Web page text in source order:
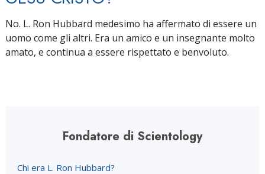
No. L. Ron Hubbard medesimo ha affermato di essere un
uomo come gli altri. Era un amico e un insegnante molto
amato, e continua a essere rispettato e benvoluto.
Fondatore di Scientology
Chi era L. Ron Hubbard?